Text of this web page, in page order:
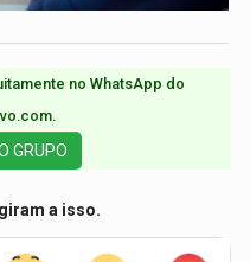
no WhatsApp do
GRUPO
a isso.